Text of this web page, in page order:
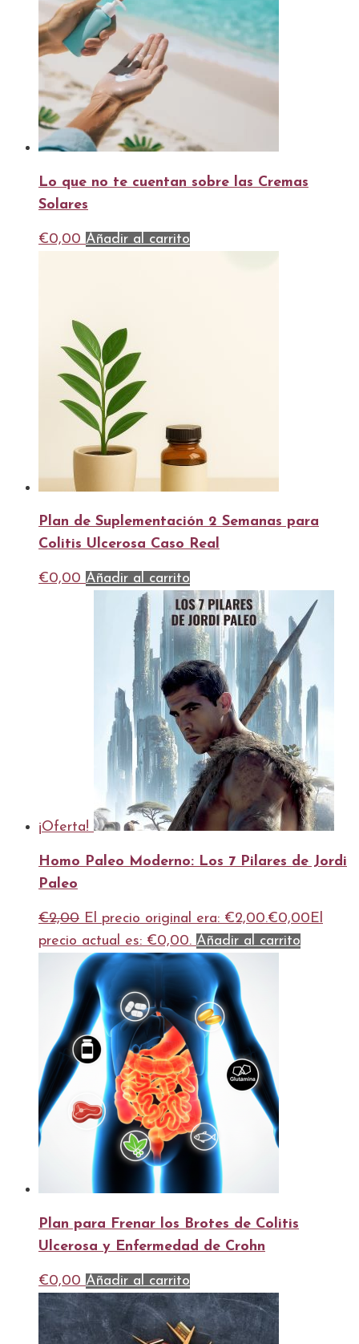
Lo que no te cuentan sobre las Cremas
Solares
€0,00 Añadir al carrito
Plan de Suplementación 2 Semanas para
Colitis Ulcerosa Caso Real
€0,00 Añadir al carrito
¡Oferta!
Homo Paleo Moderno: Los 7 Pilares de Jordi
Paleo
€2,00 El precio original era: €2,00.€0,00El
precio actual es: €0,00. Añadir al carrito
Plan para Frenar los Brotes de Colitis
Ulcerosa y Enfermedad de Crohn
€0,00 Añadir al carrito